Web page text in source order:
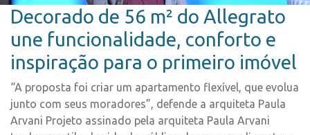
Decorado de 56 m² do Allegrato
une funcionalidade, conforto e
inspiração para o primeiro imóvel
“A proposta foi criar um apartamento flexível, que evolua
junto com seus moradores”, defende a arquiteta Paula
Arvani Projeto assinado pela arquiteta Paula Arvani